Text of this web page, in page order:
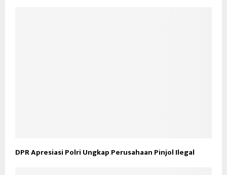
DPR Apresiasi Polri Ungkap Perusahaan Pinjol Ilegal